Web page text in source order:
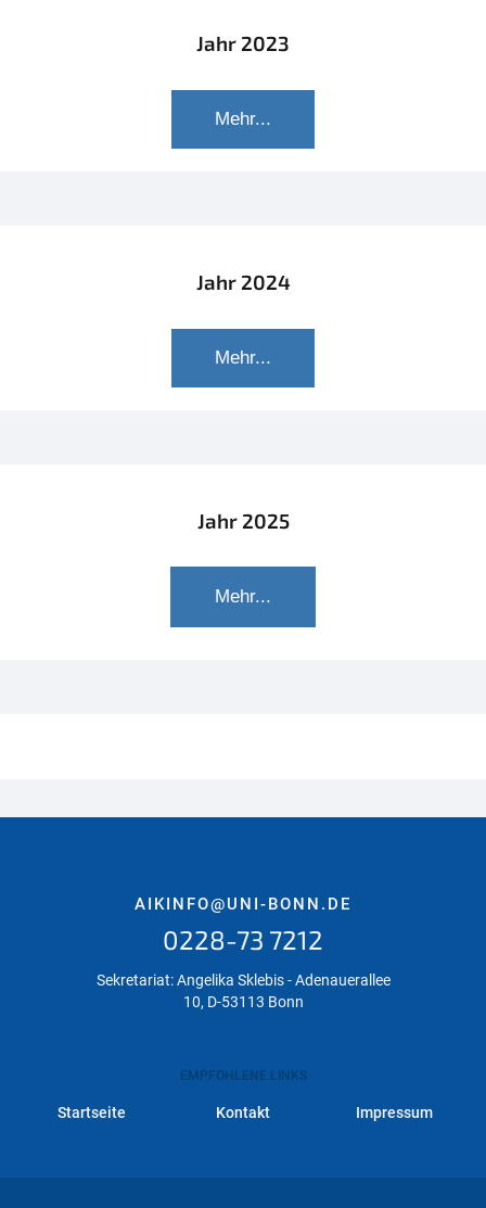
Jahr 2023
Mehr...
Jahr 2024
Mehr...
Jahr 2025
Mehr...
AIKINFO@UNI-BONN.DE
0228-73 7212
Sekretariat: Angelika Sklebis - Adenauerallee
10, D-53113 Bonn
EMPFOHLENE LINKS
Startseite Kontakt Impressum